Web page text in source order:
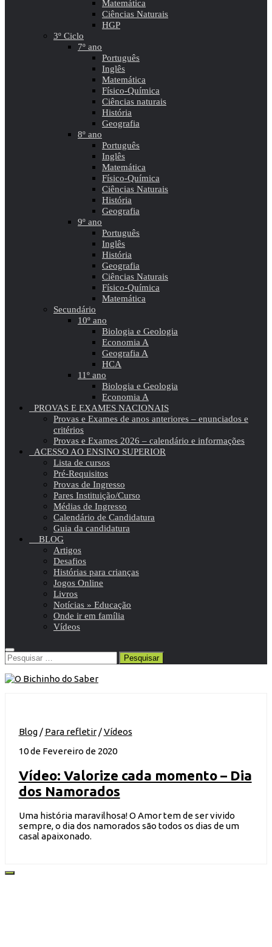
Matemática
Ciências Naturais
HGP
3º Ciclo
7º ano
Português
Inglês
Matemática
Físico-Química
Ciências naturais
História
Geografia
8º ano
Português
Inglês
Matemática
Físico-Química
Ciências Naturais
História
Geografia
9º ano
Português
Inglês
História
Geografia
Ciências Naturais
Físico-Química
Matemática
Secundário
10º ano
Biologia e Geologia
Economia A
Geografia A
HCA
11º ano
Biologia e Geologia
Economia A
PROVAS E EXAMES NACIONAIS
Provas e Exames de anos anteriores – enunciados e
critérios
Provas e Exames 2026 – calendário e informações
ACESSO AO ENSINO SUPERIOR
Lista de cursos
Pré-Requisitos
Provas de Ingresso
Pares Instituição/Curso
Médias de Ingresso
Calendário de Candidatura
Guia da candidatura
BLOG
Artigos
Desafios
Histórias para crianças
Jogos Online
Livros
Notícias » Educação
Onde ir em família
Vídeos
Pesquisar
por:
Blog/ Para refletir/Vídeos
10 de Fevereiro de 2020
Vídeo: Valorize cada momento – Dia
dos Namorados
Uma história maravilhosa! O Amor tem de ser vivido
sempre, o dia dos namorados são todos os dias de um
casal apaixonado.